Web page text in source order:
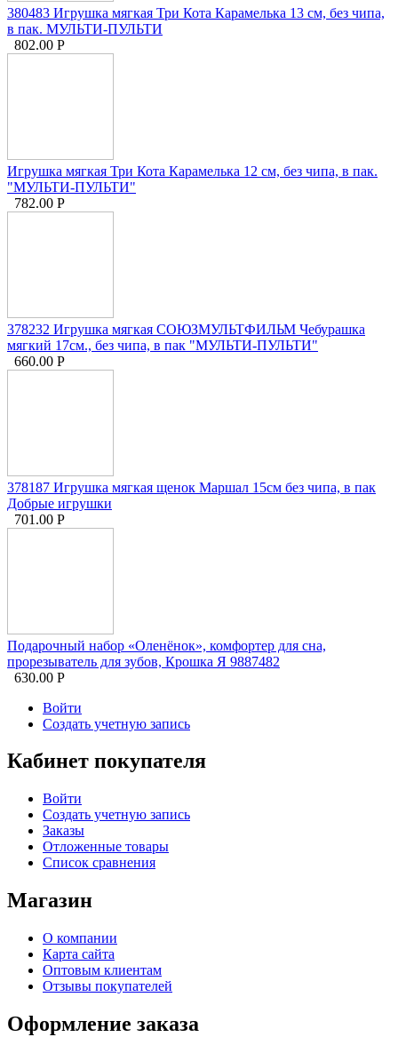
380483 Игрушка мягкая Три Кота Карамелька 13 см, без чипа,
в пак. МУЛЬТИ-ПУЛЬТИ
802.00 Р
Игрушка мягкая Три Кота Карамелька 12 см, без чипа, в пак.
"МУЛЬТИ-ПУЛЬТИ"
782.00 Р
378232 Игрушка мягкая СОЮЗМУЛЬТФИЛЬМ Чебурашка
мягкий 17см., без чипа, в пак "МУЛЬТИ-ПУЛЬТИ"
660.00 Р
378187 Игрушка мягкая щенок Маршал 15см без чипа, в пак
Добрые игрушки
701.00 Р
Подарочный набор «Оленёнок», комфортер для сна,
прорезыватель для зубов, Крошка Я 9887482
630.00 Р
Войти
Создать учетную запись
Кабинет покупателя
Войти
Создать учетную запись
Заказы
Отложенные товары
Список сравнения
Магазин
О компании
Карта сайта
Оптовым клиентам
Отзывы покупателей
Оформление заказа